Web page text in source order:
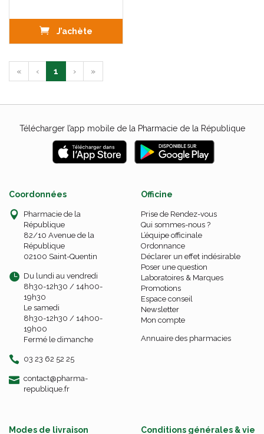
J’achète
« ‹ 1 › »
Télécharger l’app mobile de la Pharmacie de la République
Coordonnées
Pharmacie de la
République
82/10 Avenue de la
République
02100 Saint-Quentin
Du lundi au vendredi
8h30-12h30 / 14h00-
19h30
Le samedi
8h30-12h30 / 14h00-
19h00
Fermé le dimanche
03 23 62 52 25
contact-
@-
pharma-
republique.fr
Officine
Prise de Rendez-vous
Qui sommes-nous ?
L’équipe officinale
Ordonnance
Déclarer un effet indésirable
Poser une question
Laboratoires & Marques
Promotions
Espace conseil
Newsletter
Mon compte
Annuaire des pharmacies
Modes de livraison Conditions générales & vie